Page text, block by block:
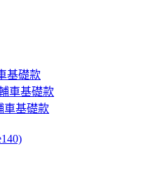
基礎款
車基礎款
車基礎款